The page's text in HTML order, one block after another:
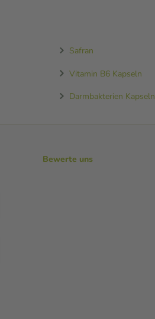
Safran
Vitamin B6 Kapseln
Darmbakterien Kapseln
Bewerte uns